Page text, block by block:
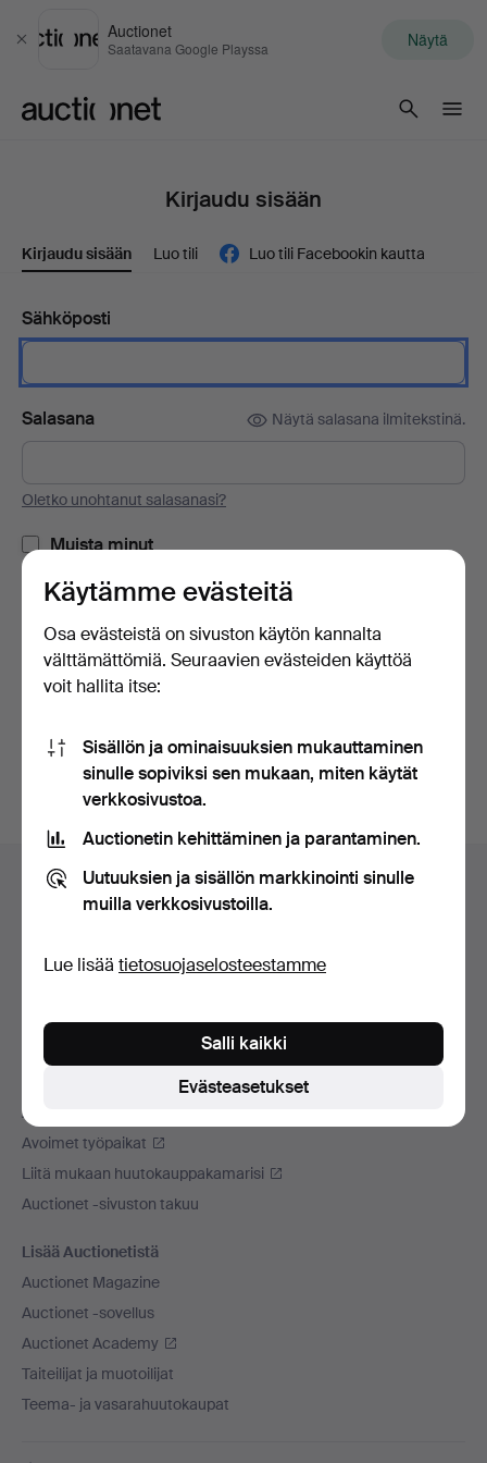
Sulje
Auctionet
Saatavana Google Playssa Näytä
Kirjaudu sisään
Kirjaudu sisään Luo tili Luo tili Facebookin kautta
Sähköposti
Salasana Näytä salasana ilmitekstinä.
Oletko unohtanut salasanasi?
Muista minut
tai kirjaudu Facebookiin täällä
Apua ja yhteystiedot
Ota yhteyttä tekniseen tukeen
Maksuvaihtoehdot
Sosiaaliset mediat
Auctionet -sivustosta
Avoimet työpaikat
Liitä mukaan huutokauppakamarisi
Auctionet -sivuston takuu
Lisää Auctionetistä
Auctionet Magazine
Auctionet -sovellus
Auctionet Academy
Taiteilijat ja muotoilijat
Teema- ja vasarahuutokaupat
Käytämme evästeitä
Osa evästeistä on sivuston käytön kannalta
välttämättömiä. Seuraavien evästeiden käyttöä
voit hallita itse:
Sisällön ja ominaisuuksien mukauttaminen
sinulle sopiviksi sen mukaan, miten käytät
verkkosivustoa.
Auctionetin kehittäminen ja parantaminen.
Uutuuksien ja sisällön markkinointi sinulle
muilla verkkosivustoilla.
Lue lisää tietosuojaselosteestamme
Evästeasetukset
Salli kaikki